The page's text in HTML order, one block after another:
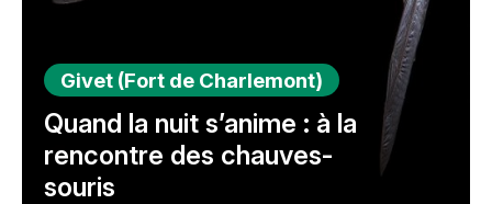
Givet (Fort de Charlemont)
Quand la nuit s’anime : à la
rencontre des chauves-
souris